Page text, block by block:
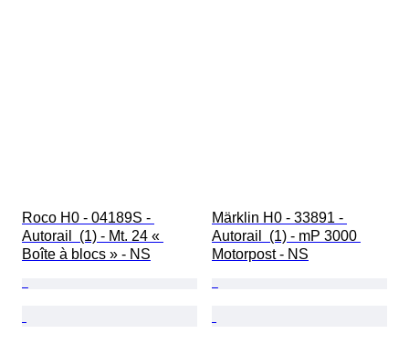
Roco H0 - 04189S -
Autorail  (1) - Mt. 24 «
Boîte à blocs » - NS
Märklin H0 - 33891 -
Autorail  (1) - mP 3000
Motorpost - NS